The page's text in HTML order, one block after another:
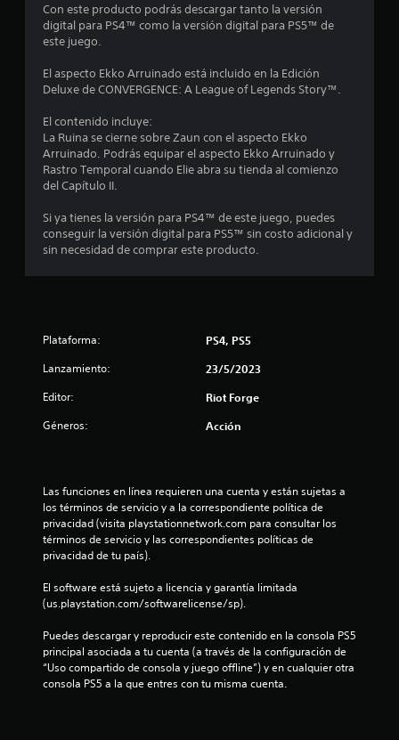
Con este producto podrás descargar tanto la versión
digital para PS4™ como la versión digital para PS5™ de
este juego.
El aspecto Ekko Arruinado está incluido en la Edición
Deluxe de CONVERGENCE: A League of Legends Story™.
El contenido incluye:
La Ruina se cierne sobre Zaun con el aspecto Ekko
Arruinado. Podrás equipar el aspecto Ekko Arruinado y
Rastro Temporal cuando Elie abra su tienda al comienzo
del Capítulo II.
Si ya tienes la versión para PS4™ de este juego, puedes
conseguir la versión digital para PS5™ sin costo adicional y
sin necesidad de comprar este producto.
Plataforma: PS4, PS5
Lanzamiento: 23/5/2023
Editor: Riot Forge
Géneros: Acción
Las funciones en línea requieren una cuenta y están sujetas a
los términos de servicio y a la correspondiente política de
privacidad (visita playstationnetwork.com para consultar los
términos de servicio y las correspondientes políticas de
privacidad de tu país).
El software está sujeto a licencia y garantía limitada
(us.playstation.com/softwarelicense/sp).
Puedes descargar y reproducir este contenido en la consola PS5
principal asociada a tu cuenta (a través de la configuración de
“Uso compartido de consola y juego offline”) y en cualquier otra
consola PS5 a la que entres con tu misma cuenta.